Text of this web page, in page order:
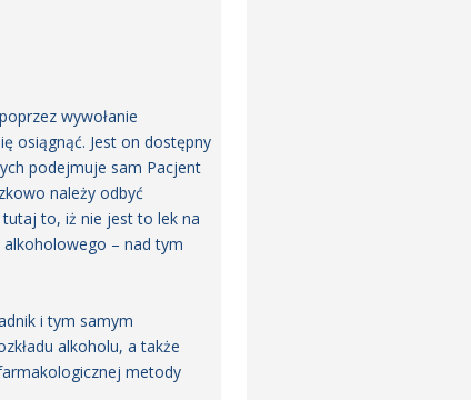
wywołanie
osiągnąć. Jest on dostępny
podejmuje sam Pacjent
należy odbyć
to, iż nie jest to lek na
alkoholowego – nad tym
i tym samym
alkoholu, a także
metody